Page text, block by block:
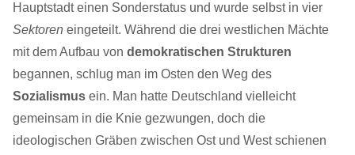
Hauptstadt einen Sonderstatus und wurde selbst in vier
Sektoren eingeteilt. Während die drei westlichen Mächte
mit dem Aufbau von demokratischen Strukturen
begannen, schlug man im Osten den Weg des
Sozialismus ein. Man hatte Deutschland vielleicht
gemeinsam in die Knie gezwungen, doch die
ideologischen Gräben zwischen Ost und West schienen